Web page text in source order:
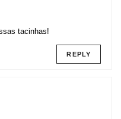
tacinhas!
REPLY